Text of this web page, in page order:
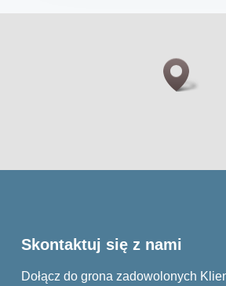
Skontaktuj się z nami
Dołącz do grona zadowolonych